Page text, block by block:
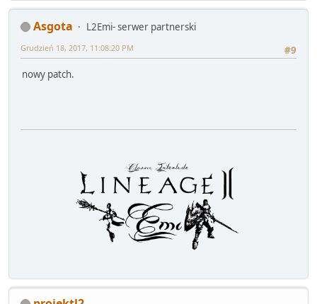
Asgota
L2Emi- serwer partnerski
#9
Grudzień 18, 2017, 11:08:20 PM
nowy patch.